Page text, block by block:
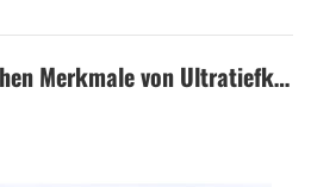
und Qualifikation fehlt, um
nicht lizenzierten Fahrern
Kenntnissen und ...
Was sind die technischen Merkmale von Ultratiefkühlstaplern?